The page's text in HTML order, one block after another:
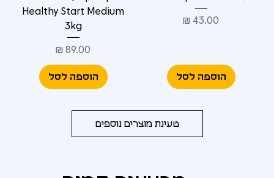
מחיר
הוספה לסל
Healthy Start Medium
3kg
מחיר
הוספה לסל
טעינת מוצרים נוספים